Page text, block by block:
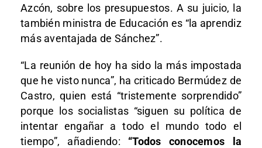
Azcón, sobre los presupuestos. A su juicio, la
también ministra de Educación es “la aprendiz
más aventajada de Sánchez”.
“La reunión de hoy ha sido la más impostada
que he visto nunca”, ha criticado Bermúdez de
Castro, quien está “tristemente sorprendido”
porque los socialistas “siguen su política de
intentar engañar a todo el mundo todo el
tiempo”, añadiendo: “Todos conocemos la